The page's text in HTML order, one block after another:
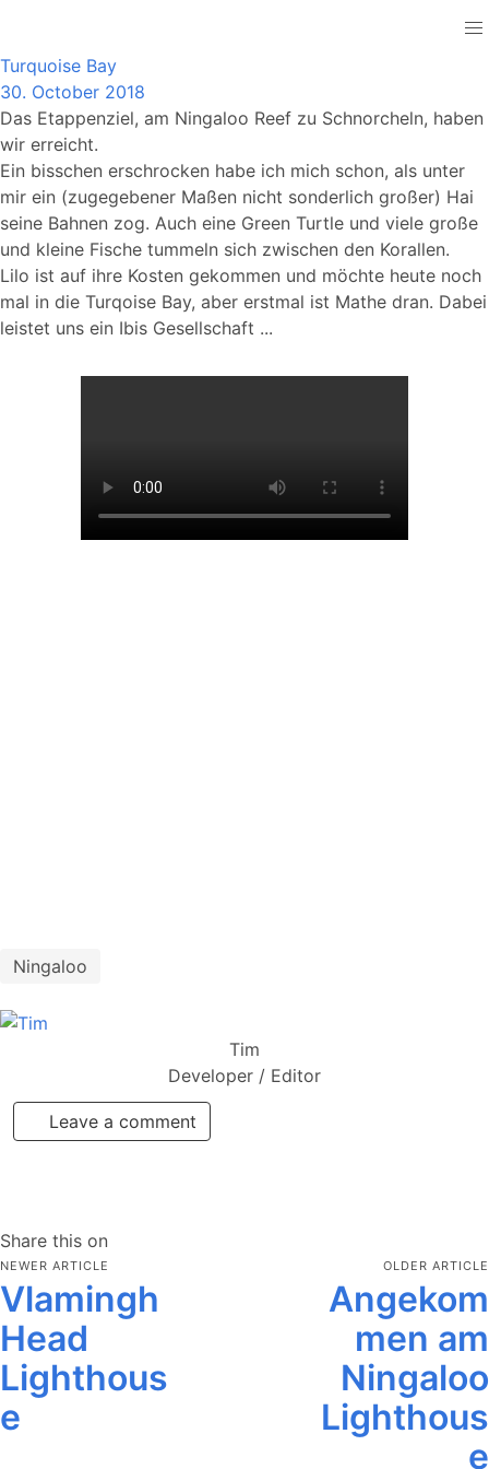
Turquoise Bay
30. October 2018
Das Etappenziel, am Ningaloo Reef zu Schnorcheln, haben
wir erreicht.
Ein bisschen erschrocken habe ich mich schon, als unter
mir ein (zugegebener Maßen nicht sonderlich großer) Hai
seine Bahnen zog. Auch eine Green Turtle und viele große
und kleine Fische tummeln sich zwischen den Korallen.
Lilo ist auf ihre Kosten gekommen und möchte heute noch
mal in die Turqoise Bay, aber erstmal ist Mathe dran. Dabei
leistet uns ein Ibis Gesellschaft ...
Ningaloo
Tim
Developer / Editor
Leave a comment
Share this on
NEWER ARTICLE
Vlamingh
Head
Lighthous
e
OLDER ARTICLE
Angekom
men am
Ningaloo
Lighthous
e